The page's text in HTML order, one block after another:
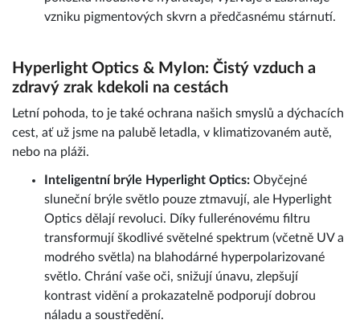
vzniku pigmentových skvrn a předčasnému stárnutí.
Hyperlight Optics & MyIon: Čistý vzduch a
zdravý zrak kdekoli na cestách
Letní pohoda, to je také ochrana našich smyslů a dýchacích
cest, ať už jsme na palubě letadla, v klimatizovaném autě,
nebo na pláži.
Inteligentní brýle Hyperlight Optics: Obyčejné
sluneční brýle světlo pouze ztmavují, ale Hyperlight
Optics dělají revoluci. Díky fullerénovému filtru
transformují škodlivé světelné spektrum (včetně UV a
modrého světla) na blahodárné hyperpolarizované
světlo. Chrání vaše oči, snižují únavu, zlepšují
kontrast vidění a prokazatelně podporují dobrou
náladu a soustředění.